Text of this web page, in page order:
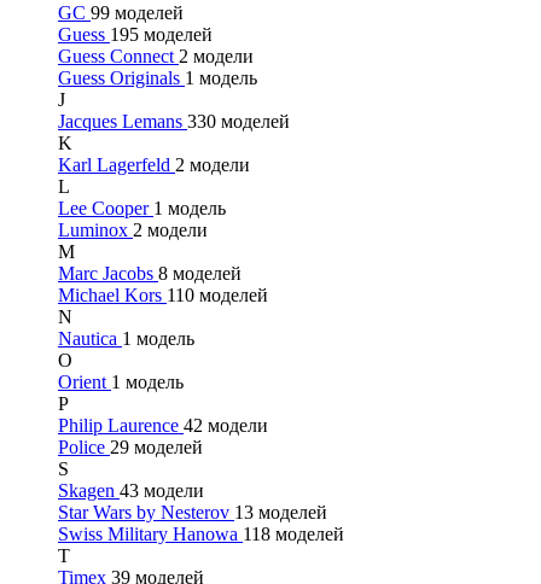
GC 99 моделей
Guess 195 моделей
Guess Connect 2 модели
Guess Originals 1 модель
J
Jacques Lemans 330 моделей
K
Karl Lagerfeld 2 модели
L
Lee Cooper 1 модель
Luminox 2 модели
M
Marc Jacobs 8 моделей
Michael Kors 110 моделей
N
Nautica 1 модель
O
Orient 1 модель
P
Philip Laurence 42 модели
Police 29 моделей
S
Skagen 43 модели
Star Wars by Nesterov 13 моделей
Swiss Military Hanowa 118 моделей
T
Timex 39 моделей